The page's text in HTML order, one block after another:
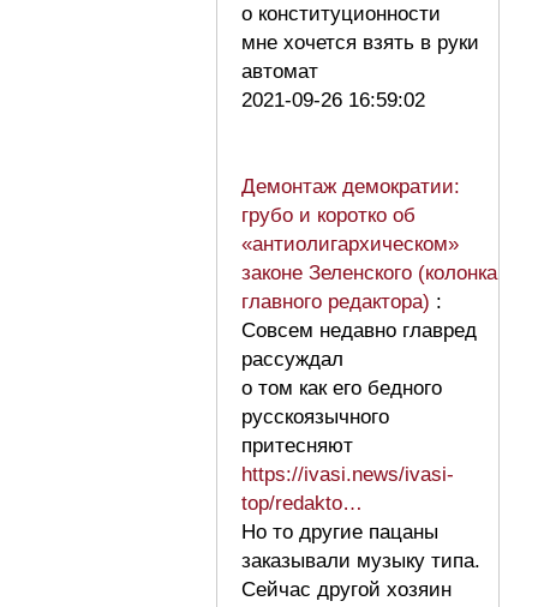
о конституционности
мне хочется взять в руки
автомат
2021-09-26 16:59:02
Демонтаж демократии:
грубо и коротко об
«антиолигархическом»
законе Зеленского (колонка
главного редактора) :
Совсем недавно главред
рассуждал
о том как его бедного
русскоязычного
притесняют
https://ivasi.news/ivasi-
top/redakto…
Но то другие пацаны
заказывали музыку типа.
Сейчас другой хозяин